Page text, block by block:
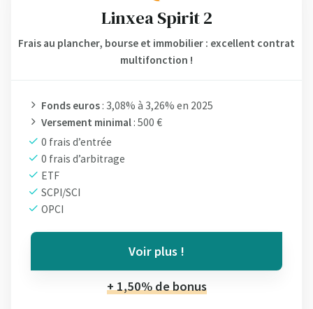
Linxea Spirit 2
Frais au plancher, bourse et immobilier : excellent contrat
multifonction !
Fonds euros : 3,08% à 3,26% en 2025
Versement minimal : 500 €
0 frais d’entrée
0 frais d’arbitrage
ETF
SCPI/SCI
OPCI
Voir plus !
+ 1,50% de bonus